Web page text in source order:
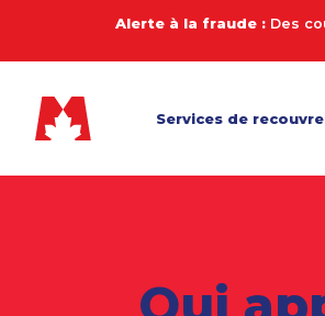
Alerte à la fraude : Des
Services de
Agriculture